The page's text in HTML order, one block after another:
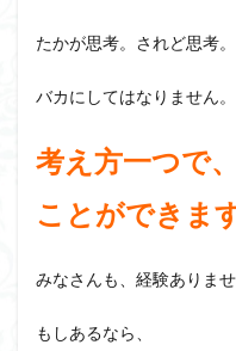
たかが思考。されど思考。
バカにしてはなりません。
考え方一つで
ことができます
みなさんも、経験ありま
もしあるなら、